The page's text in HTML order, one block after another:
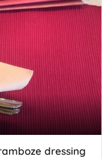
dressing